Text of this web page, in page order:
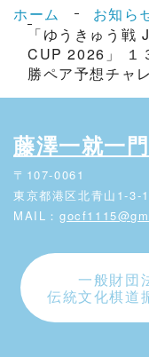
ホーム
お知ら
「ゆうきゅう
CUP 2026」 １
勝ペア予想チャ
藤澤一就一
〒107-0061
東京都港区北青山1-3-
MAIL：
一般財団
伝統文化棋道